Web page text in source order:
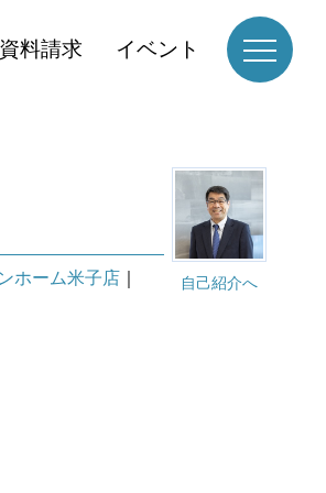
資料請求 イベント
自己紹介へ
ホーム米子店